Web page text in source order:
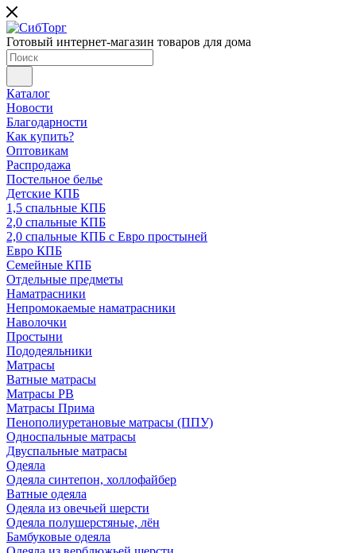
Готовый интернет-магазин товаров для дома
Каталог
Новости
Благодарности
Как купить?
Оптовикам
Распродажа
Постельное белье
Детские КПБ
1,5 спальные КПБ
2,0 спальные КПБ
2,0 спальные КПБ с Евро простыней
Евро КПБ
Семейные КПБ
Отдельные предметы
Наматрасники
Непромокаемые наматрасники
Наволочки
Простыни
Пододеяльники
Матрасы
Ватные матрасы
Матрасы РВ
Матрасы Прима
Пенополиуретановые матрасы (ППУ)
Односпальные матрасы
Двуспальные матрасы
Одеяла
Одеяла синтепон, холлофайбер
Ватные одеяла
Одеяла из овечьей шерсти
Одеяла полушерстяные, лён
Бамбуковые одеяла